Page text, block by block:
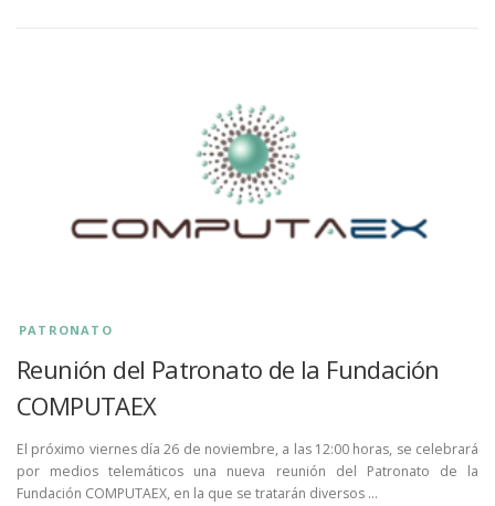
PATRONATO
Reunión del Patronato de la Fundación
COMPUTAEX
El próximo viernes día 26 de noviembre, a las 12:00 horas, se celebrará
por medios telemáticos una nueva reunión del Patronato de la
Fundación COMPUTAEX, en la que se tratarán diversos …